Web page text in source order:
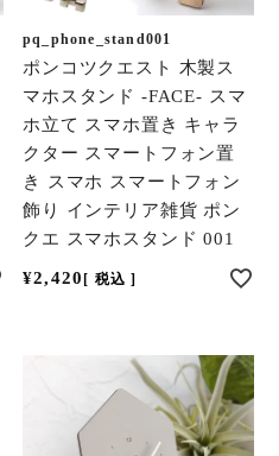
pq_phone_stand001
ポンコツクエスト 木製ス
マホスタンド -FACE- スマ
ホ立て スマホ置き キャラ
クター スマートフォン置
き スマホ スマートフォン
飾り インテリア雑貨 ポン
クエ スマホスタンド 001
¥2,420 税込